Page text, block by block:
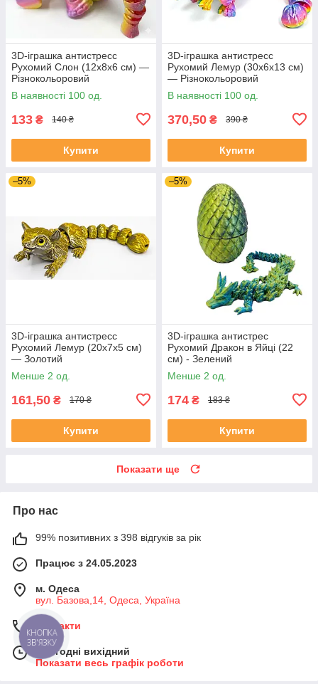
3D-іграшка антистресс
Рухомий Слон (12х8х6 см) —
Різнокольоровий
В наявності 100 од.
133 ₴ 140 ₴
Купити
3D-іграшка антистресс
Рухомий Лемур (30х6х13 см)
— Різнокольоровий
В наявності 100 од.
370,50 ₴ 390 ₴
Купити
–5%
3D-іграшка антистресс
Рухомий Лемур (20х7х5 см)
— Золотий
Менше 2 од.
161,50 ₴ 170 ₴
Купити
–5%
3D-іграшка антистрес
Рухомий Дракон в Яйці (22
см) - Зелений
Менше 2 од.
174 ₴ 183 ₴
Купити
Показати ще
Про нас
99% позитивних з 398 відгуків за рік
Працює з 24.05.2023
м. Одеса
вул. Базова,14, Одеса, Україна
Контакти
Сьогодні вихідний
Показати весь графік роботи
КНОПКА
ЗВ'ЯЗКУ